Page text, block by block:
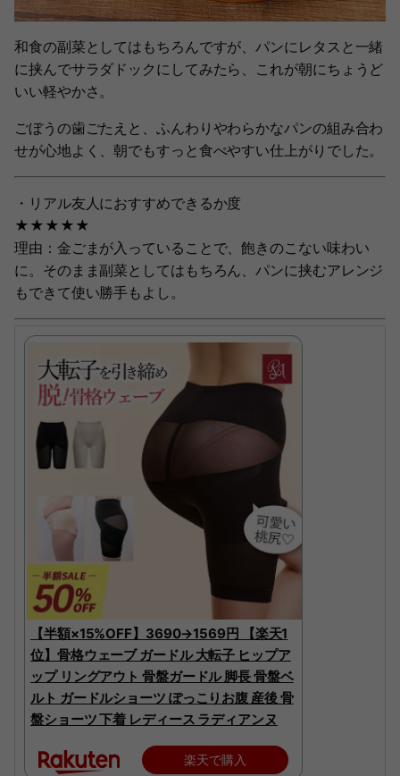
和食の副菜としてはもちろんですが、パンにレタスと一緒
に挟んでサラダドックにしてみたら、これが朝にちょうど
いい軽やかさ。
ごぼうの歯ごたえと、ふんわりやわらかなパンの組み合わ
せが心地よく、朝でもすっと食べやすい仕上がりでした。
・リアル友人におすすめできるか度
★★★★★
理由：金ごまが入っていることで、飽きのこない味わい
に。そのまま副菜としてはもちろん、パンに挟むアレンジ
もできて使い勝手もよし。
【半額×15%OFF】3690→1569円 【楽天1
位】骨格ウェーブ ガードル 大転子 ヒップア
ップ リングアウト 骨盤ガードル 脚長 骨盤ベ
ルト ガードルショーツ ぽっこりお腹 産後 骨
盤ショーツ 下着 レディース ラディアンヌ
楽天で購入